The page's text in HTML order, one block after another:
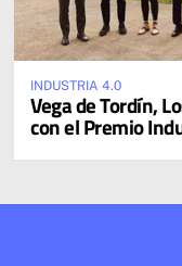
INDUSTRIA 4.0
Vega de Tordín,
con el Premio